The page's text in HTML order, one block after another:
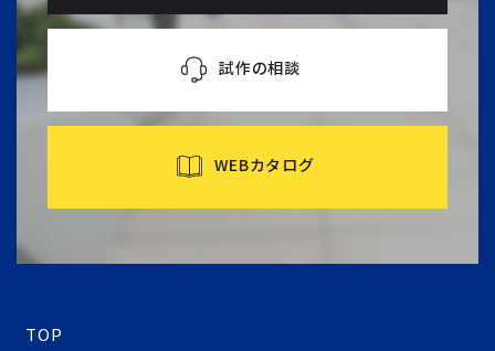
試作の相談
WEBカタログ
TOP